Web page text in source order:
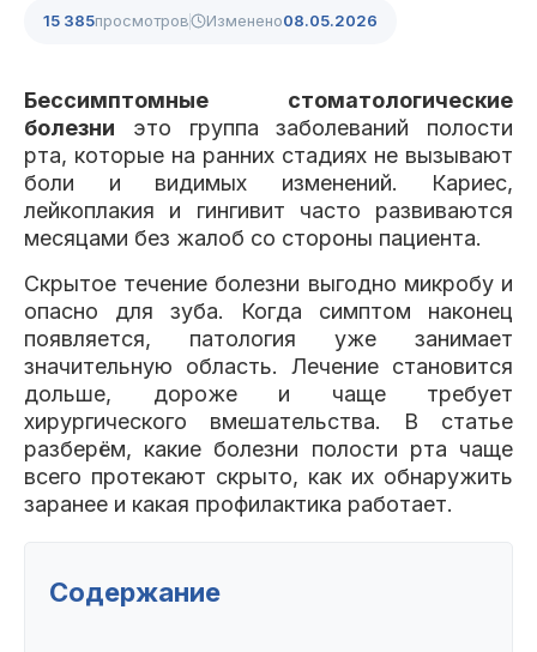
Имплантация Протезирование Виниры
Брекеты Лечение зубов Удаление
Чистка Отбеливание
Детская
стоматология
Диагностика Лечение десен Капы
Разумовская
Богатова
Красногорск
Химки Ленинский Чертановская
Центр доктора
Рыжова
Все клиники и франшизы (10)
Цены
Врачи
Работы
Отзывы
Акции
Пациентам
15 385просмотров Изменено08.05.2026
Бессимптомные стоматологические
болезни это группа заболеваний полости
рта, которые на ранних стадиях не вызывают
боли и видимых изменений. Кариес,
лейкоплакия и гингивит часто развиваются
месяцами без жалоб со стороны пациента.
Скрытое течение болезни выгодно микробу и
опасно для зуба. Когда симптом наконец
появляется, патология уже занимает
значительную область. Лечение становится
дольше, дороже и чаще требует
хирургического вмешательства. В статье
разберём, какие болезни полости рта чаще
всего протекают скрыто, как их обнаружить
заранее и какая профилактика работает.
Содержание